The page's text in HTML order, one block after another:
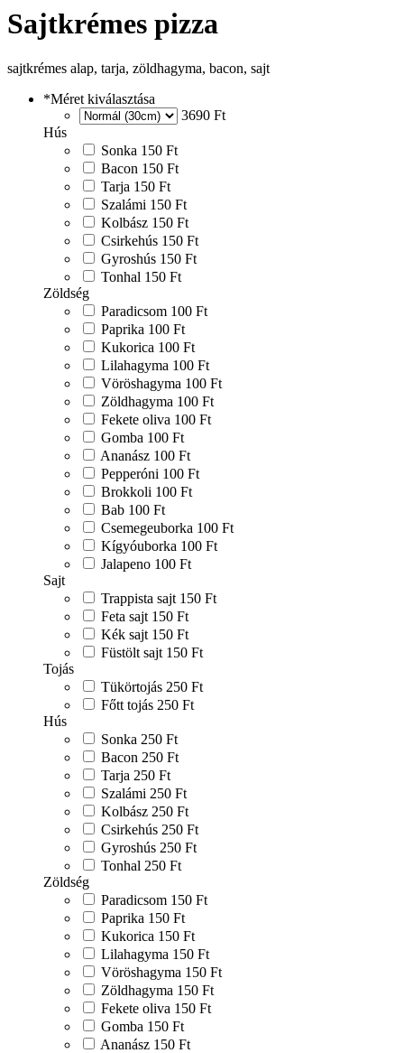
Sajtkrémes pizza
sajtkrémes alap, tarja, zöldhagyma, bacon, sajt
*Méret kiválasztása
3690 Ft
Hús
Sonka 150 Ft
Bacon 150 Ft
Tarja 150 Ft
Szalámi 150 Ft
Kolbász 150 Ft
Csirkehús 150 Ft
Gyroshús 150 Ft
Tonhal 150 Ft
Zöldség
Paradicsom 100 Ft
Paprika 100 Ft
Kukorica 100 Ft
Lilahagyma 100 Ft
Vöröshagyma 100 Ft
Zöldhagyma 100 Ft
Fekete oliva 100 Ft
Gomba 100 Ft
Ananász 100 Ft
Pepperóni 100 Ft
Brokkoli 100 Ft
Bab 100 Ft
Csemegeuborka 100 Ft
Kígyóuborka 100 Ft
Jalapeno 100 Ft
Sajt
Trappista sajt 150 Ft
Feta sajt 150 Ft
Kék sajt 150 Ft
Füstölt sajt 150 Ft
Tojás
Tükörtojás 250 Ft
Főtt tojás 250 Ft
Hús
Sonka 250 Ft
Bacon 250 Ft
Tarja 250 Ft
Szalámi 250 Ft
Kolbász 250 Ft
Csirkehús 250 Ft
Gyroshús 250 Ft
Tonhal 250 Ft
Zöldség
Paradicsom 150 Ft
Paprika 150 Ft
Kukorica 150 Ft
Lilahagyma 150 Ft
Vöröshagyma 150 Ft
Zöldhagyma 150 Ft
Fekete oliva 150 Ft
Gomba 150 Ft
Ananász 150 Ft